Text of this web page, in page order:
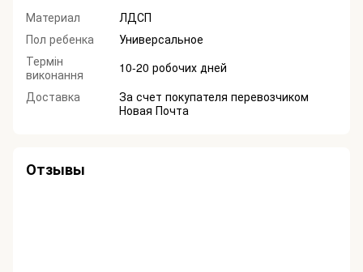
Материал
ЛДСП
Пол ребенка
Универсальное
Термін
виконання
10-20 робочих дней
Доставка
За счет покупателя перевозчиком
Новая Почта
Отзывы